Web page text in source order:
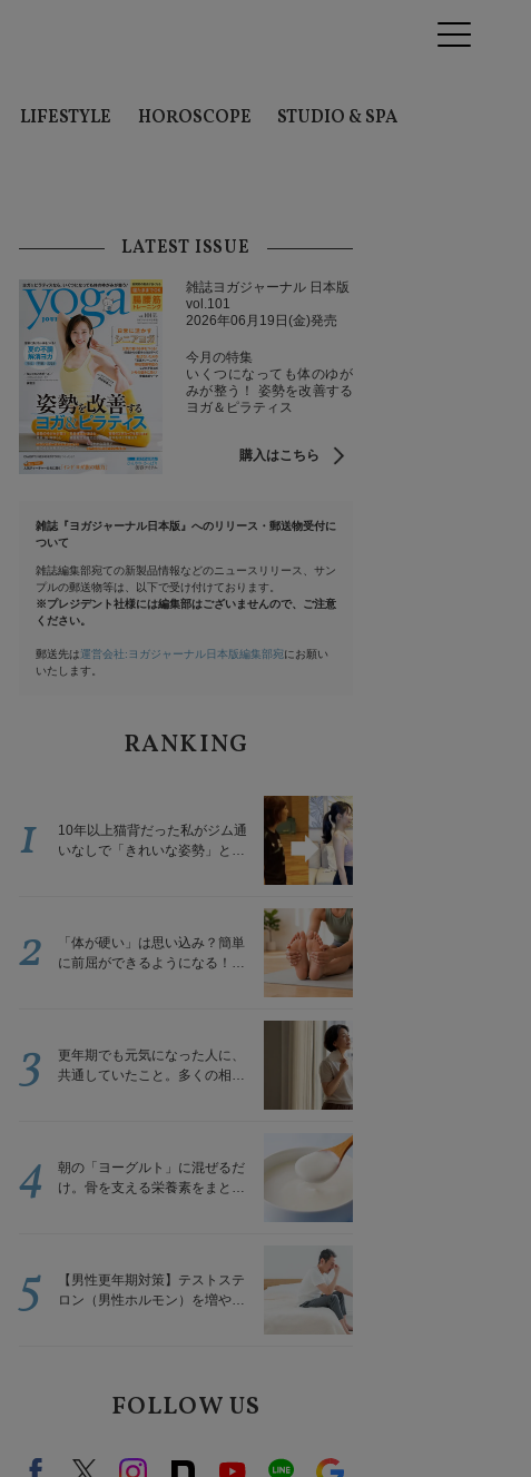
LIFESTYLE HOROSCOPE STUDIO & SPA
LATEST ISSUE
雑誌ヨガジャーナル 日本版
vol.101
2026年06月19日(金)発売
今月の特集
いくつになっても体のゆが
みが整う！ 姿勢を改善する
ヨガ＆ピラティス
購入はこちら
雑誌『ヨガジャーナル日本版』へのリリース・郵送物受付に
ついて
雑誌編集部宛ての新製品情報などのニュースリリース、サン
プルの郵送物等は、以下で受け付けております。
※プレジデント社様には編集部はございませんので、ご注意
ください。
郵送先は運営会社:ヨガジャーナル日本版編集部宛にお願い
いたします。
RANKING
10年以上猫背だった私がジム通
いなしで「きれいな姿勢」と褒
1
「体が硬い」は思い込み？簡単
に前屈ができるようになる！腿
2
更年期でも元気になった人に、
共通していたこと。多くの相談
3
朝の「ヨーグルト」に混ぜるだ
け。骨を支える栄養素をまとめ
4
【男性更年期対策】テストステ
ロン（男性ホルモン）を増やす
5
FOLLOW US
FacebookX（旧twitter）
instagram
note Youtubeline